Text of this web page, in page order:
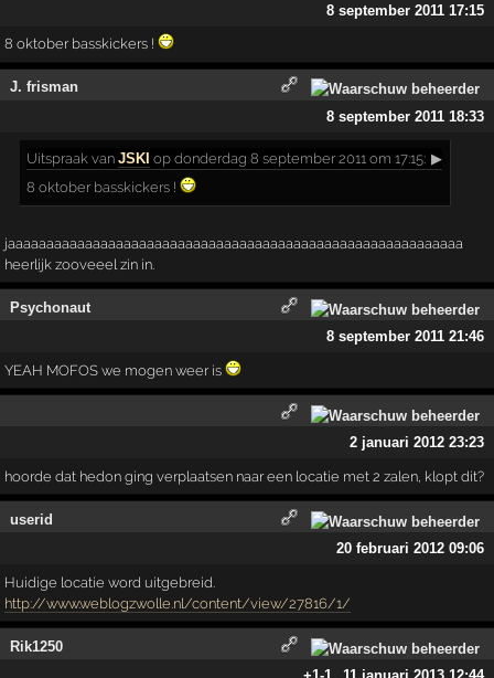
8 september 2011 17:15
8 oktober basskickers !
J. frisman
8 september 2011 18:33
Uitspraak vanJSKI op donderdag 8 september 2011 om 17:15: ▶
8 oktober basskickers !
jaaaaaaaaaaaaaaaaaaaaaaaaaaaaaaaaaaaaaaaaaaaaaaaaaaaaaaaaaaa
heerlijk zooveeel zin in.
Psychonaut
8 september 2011 21:46
YEAH MOFOS we mogen weer is
2 januari 2012 23:23
hoorde dat hedon ging verplaatsen naar een locatie met 2 zalen, klopt dit?
userid
20 februari 2012 09:06
Huidige locatie word uitgebreid.
http://www.weblogzwolle.nl/content/view/27816/1/
Rik1250